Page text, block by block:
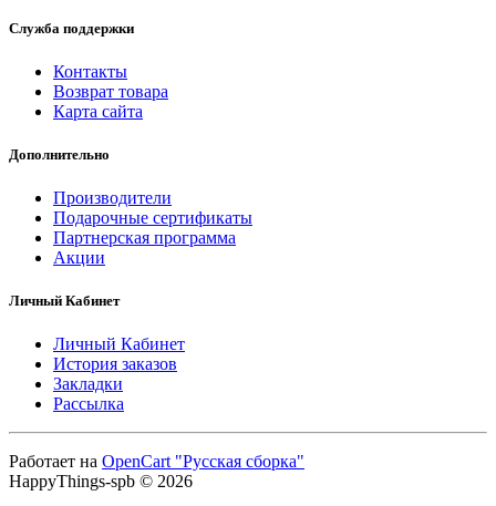
Служба поддержки
Контакты
Возврат товара
Карта сайта
Дополнительно
Производители
Подарочные сертификаты
Партнерская программа
Акции
Личный Кабинет
Личный Кабинет
История заказов
Закладки
Рассылка
Работает на OpenCart "Русская сборка"
HappyThings-spb © 2026